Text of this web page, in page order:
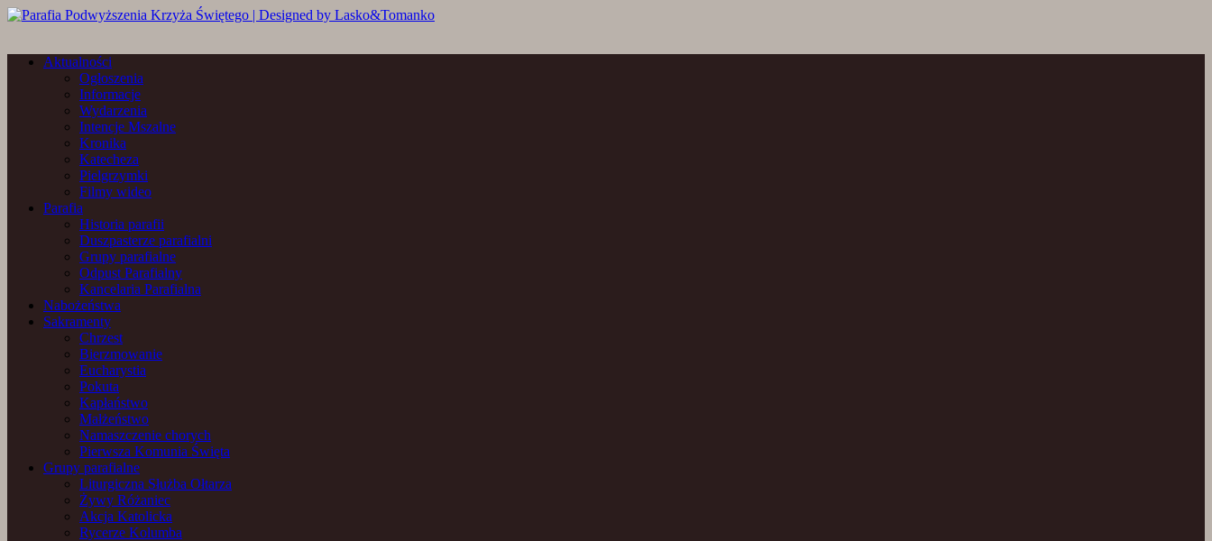
Aktualności
Ogłoszenia
Informacje
Wydarzenia
Intencje Mszalne
Kronika
Katecheza
Pielgrzymki
Filmy wideo
Parafia
Historia parafii
Duszpasterze parafialni
Grupy parafialne
Odpust Parafialny
Kancelaria Parafialna
Nabożeństwa
Sakramenty
Chrzest
Bierzmowanie
Eucharystia
Pokuta
Kapłaństwo
Małżeństwo
Namaszczenie chorych
Pierwsza Komunia Święta
Grupy parafialne
Liturgiczna Służba Ołtarza
Żywy Różaniec
Akcja Katolicka
Rycerze Kolumba